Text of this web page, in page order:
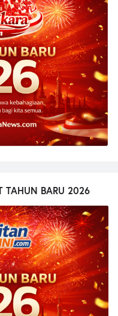
TAHUN BARU 2026